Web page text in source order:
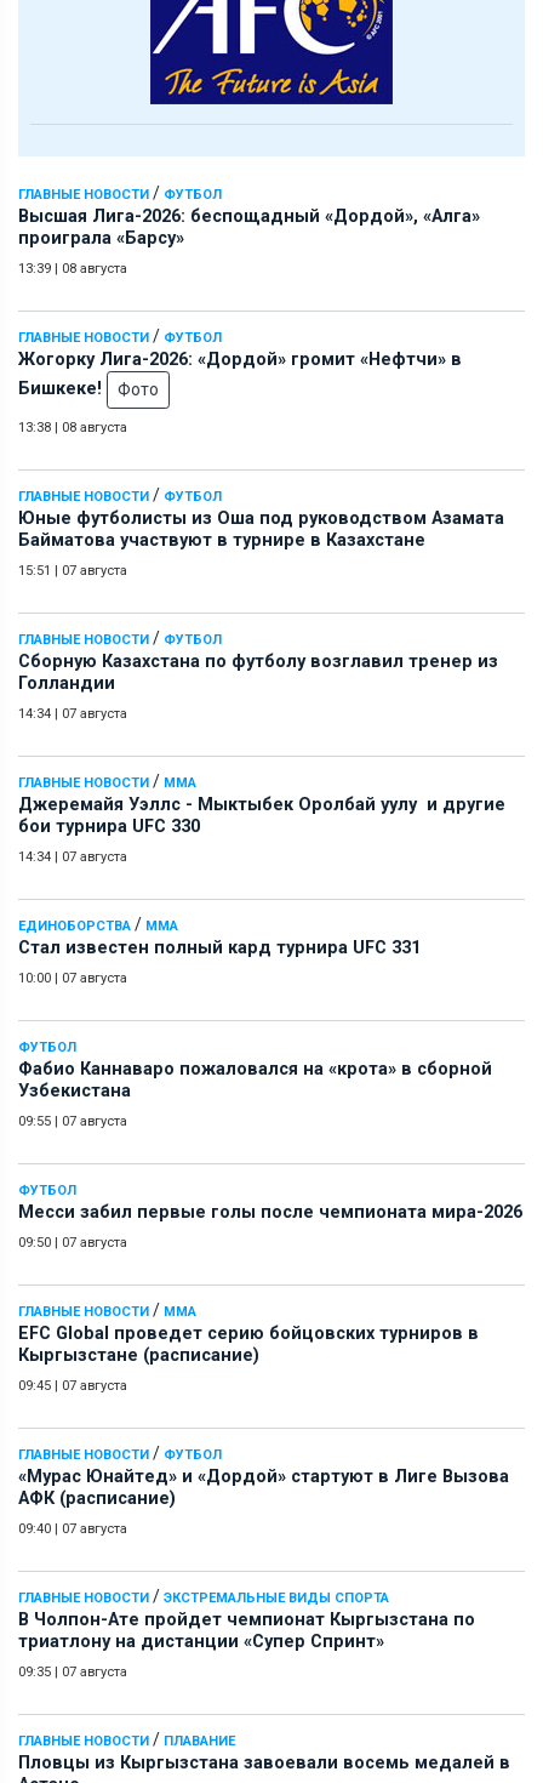
ГЛАВНЫЕ НОВОСТИ / ФУТБОЛ
Высшая Лига-2026: беспощадный «Дордой», «Алга»
проиграла «Барсу»
13:39 | 08 августа
ГЛАВНЫЕ НОВОСТИ / ФУТБОЛ
Жогорку Лига-2026: «Дордой» громит «Нефтчи» в
Бишкеке!
Фото
13:38 | 08 августа
ГЛАВНЫЕ НОВОСТИ / ФУТБОЛ
Юные футболисты из Оша под руководством Азамата
Байматова участвуют в турнире в Казахстане
15:51 | 07 августа
ГЛАВНЫЕ НОВОСТИ / ФУТБОЛ
Сборную Казахстана по футболу возглавил тренер из
Голландии
14:34 | 07 августа
ГЛАВНЫЕ НОВОСТИ / ММА
Джеремайя Уэллс - Мыктыбек Оролбай уулу и другие
бои турнира UFC 330
14:34 | 07 августа
ЕДИНОБОРСТВА / ММА
Стал известен полный кард турнира UFC 331
10:00 | 07 августа
ФУТБОЛ
Фабио Каннаваро пожаловался на «крота» в сборной
Узбекистана
09:55 | 07 августа
ФУТБОЛ
Месси забил первые голы после чемпионата мира-2026
09:50 | 07 августа
ГЛАВНЫЕ НОВОСТИ / ММА
EFC Global проведет серию бойцовских турниров в
Кыргызстане (расписание)
09:45 | 07 августа
ГЛАВНЫЕ НОВОСТИ / ФУТБОЛ
«Мурас Юнайтед» и «Дордой» стартуют в Лиге Вызова
АФК (расписание)
09:40 | 07 августа
ГЛАВНЫЕ НОВОСТИ / ЭКСТРЕМАЛЬНЫЕ ВИДЫ СПОРТА
В Чолпон-Ате пройдет чемпионат Кыргызстана по
триатлону на дистанции «Супер Спринт»
09:35 | 07 августа
ГЛАВНЫЕ НОВОСТИ / ПЛАВАНИЕ
Пловцы из Кыргызстана завоевали восемь медалей в